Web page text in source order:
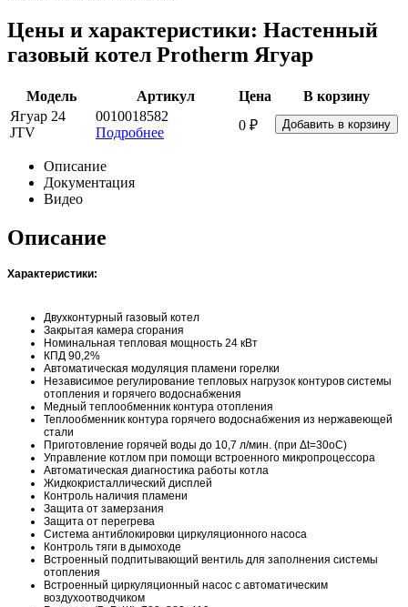
Цены и характеристики: Настенный
газовый котел Protherm Ягуар
Модель Артикул Цена
В корзину
Ягуар 24
JTV
0010018582
Подробнее
0 ₽
Описание
Документация
Видео
Описание
Характеристики:
Двухконтурный газовый котел
Закрытая камера сгорания
Номинальная тепловая мощность 24 кВт
КПД 90,2%
Автоматическая модуляция пламени горелки
Независимое регулирование тепловых нагрузок контуров системы
отопления и горячего водоснабжения
Медный теплообменник контура отопления
Теплообменник контура горячего водоснабжения из нержавеющей
стали
Приготовление горячей воды до 10,7 л/мин. (при Δt=30oC)
Управление котлом при помощи встроенного микропроцессора
Автоматическая диагностика работы котла
Жидкокристаллический дисплей
Контроль наличия пламени
Защита от замерзания
Защита от перегрева
Система антиблокировки циркуляционного насоса
Контроль тяги в дымоходе
Встроенный подпитывающий вентиль для заполнения системы
отопления
Встроенный циркуляционный насос с автоматическим
воздухоотводчиком